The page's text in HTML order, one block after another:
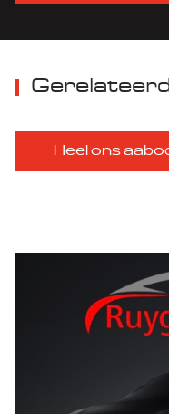
Heel ons